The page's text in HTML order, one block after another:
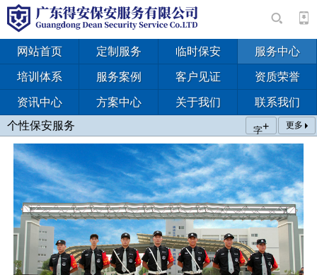
网站首页 定制服务 临时保安 服务中心
培训体系 服务案例 客户见证 资质荣誉
资讯中心 方案中心 关于我们
联系我们
个性保安服务
更多
字+